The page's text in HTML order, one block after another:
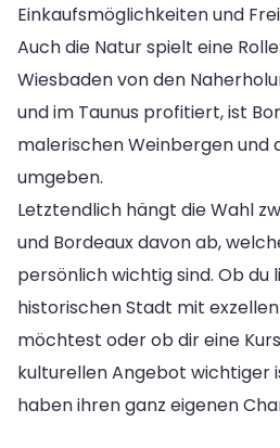
Einkaufsmöglichkeiten und
Auch die Natur spielt eine
Wiesbaden von den
und im Taunus profitiert, ist
malerischen Weinbergen und
umgeben.
Letztendlich hängt die Wahl
und Bordeaux davon ab,
persönlich wichtig sind. Ob du
historischen Stadt mit
möchtest oder ob dir eine
kulturellen Angebot wichtiger
haben ihren ganz eigenen